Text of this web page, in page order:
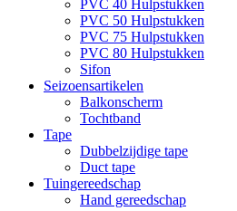
PVC 40 Hulpstukken
PVC 50 Hulpstukken
PVC 75 Hulpstukken
PVC 80 Hulpstukken
Sifon
Seizoensartikelen
Balkonscherm
Tochtband
Tape
Dubbelzijdige tape
Duct tape
Tuingereedschap
Hand gereedschap